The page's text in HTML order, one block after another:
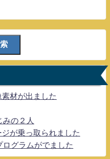
素材が出ました
みの２人
ジが乗っ取られました
グラムがでました